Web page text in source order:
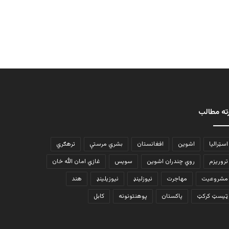
مطالب
اسټرالیا اشوین افغانستان بشري مرستې
ترهګري
تروریزم
روي چندران اشوین سویس
غازي امان الله خان
مشروعیت
مهاجرت نیوزلینډ نیوزیلینډ
هند
ټیسټ کرکټ
پاکستان پوهنتونونه کابل